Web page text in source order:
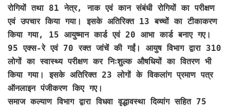
रोगियों तथा 81 नेत्र, नाक एवं कान संबंधी रोगियों का परीक्षण
एवं उपचार किया गया। इसके अतिरिक्त 13 बच्चों का टीकाकरण
किया गया, 15 आयुष्मान कार्ड एवं 20 आभा कार्ड बनाए गए।
95 एक्स-रे एवं 70 रक्त जांचें की गईं। आयुष विभाग द्वारा 310
लोगों का स्वास्थ्य परीक्षण कर निःशुल्क औषधियों का वितरण भी
किया गया। इसके अतिरिक्त 23 लोगों के विकलांग प्रमाण पत्र
ऑनलाइन पंजीकरण किए गए।
समाज कल्याण विभाग द्वारा विधवा वृद्धावस्था दिव्यांग सहित 75